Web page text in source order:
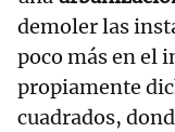
demoler las
poco más en el
propiamente
cuadrados,